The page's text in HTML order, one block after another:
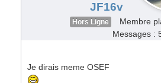
JF16v
Hors Ligne
Membre
Messages :
Je dirais meme OSEF